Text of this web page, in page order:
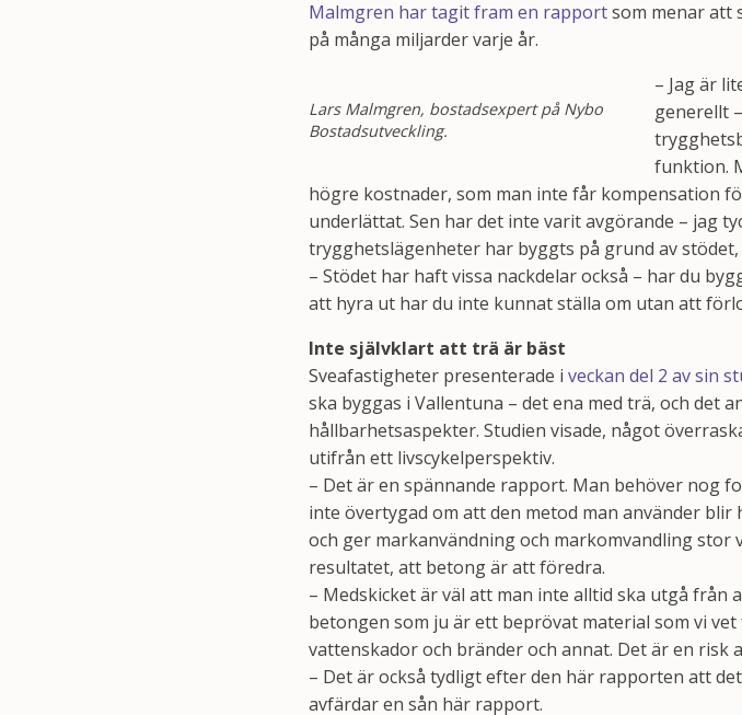
Malmgren har tagit fram en rapportsom menar att
på många miljarder varje år.
Lars Malmgren, bostadsexpert på Nybo
Bostadsutveckling.
– Jag är
generellt
funktion.
högre kostnader, som man inte får kompensation
underlättat. Sen har det inte varit avgörande – jag
trygghetslägenheter har byggts på grund av
– Stödet har haft vissa nackdelar också – har du
att hyra ut har du inte kunnat ställa om utan att
Inte självklart att trä är bäst
Sveafastigheter presenterade i veckan del 2 av sin
ska byggas i Vallentuna – det ena med trä, och
hållbarhetsaspekter. Studien visade, något
utifrån ett livscykelperspektiv.
– Det är en spännande rapport. Man behöver nog
inte övertygad om att den metod man använder
och ger markanvändning och markomvandling stor
resultatet, att betong är att föredra.
– Medskicket är väl att man inte alltid ska utgå
betongen som ju är ett beprövat material som vi
vattenskador och bränder och annat. Det är en risk
– Det är också tydligt efter den här rapporten att
avfärdar en sån här rapport.